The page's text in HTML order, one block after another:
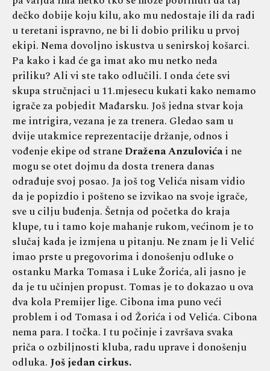
dečko dobije koju kilu, ako mu nedostaje ili da radi
u teretani ispravno, ne bi li dobio priliku u prvoj
ekipi. Nema dovoljno iskustva u senirskoj košarci.
Pa kako i kad će ga imat ako mu netko neda
priliku? Ali vi ste tako odlučili. I onda ćete svi
skupa stručnjaci u 11.mjesecu kukati kako nemamo
igrače za pobjedit Mađarsku. Još jedna stvar koja
me intrigira, vezana je za trenera. Gledao sam u
dvije utakmice reprezentacije držanje, odnos i
vođenje ekipe od straneDražena Anzulovićai ne
mogu se otet dojmu da dosta trenera danas
odrađuje svoj posao. Ja još tog Velića nisam vidio
da je popizdio i pošteno se izvikao na svoje igrače,
sve u cilju buđenja. Šetnja od početka do kraja
klupe, tu i tamo koje mahanje rukom, većinom je to
slučaj kada je izmjena u pitanju. Ne znam je li Velić
imao prste u pregovorima i donošenju odluke o
ostanku Marka Tomasa i Luke Žorića, ali jasno je
da je tu učinjen propust. Tomas je to dokazao u ova
dva kola Premijer lige. Cibona ima puno veći
problem i od Tomasa i od Žorića i od Velića. Cibona
nema para. I točka. I tu počinje i završava svaka
priča o ozbiljnosti kluba, radu uprave i donošenju
odluka. Još jedan cirkus.